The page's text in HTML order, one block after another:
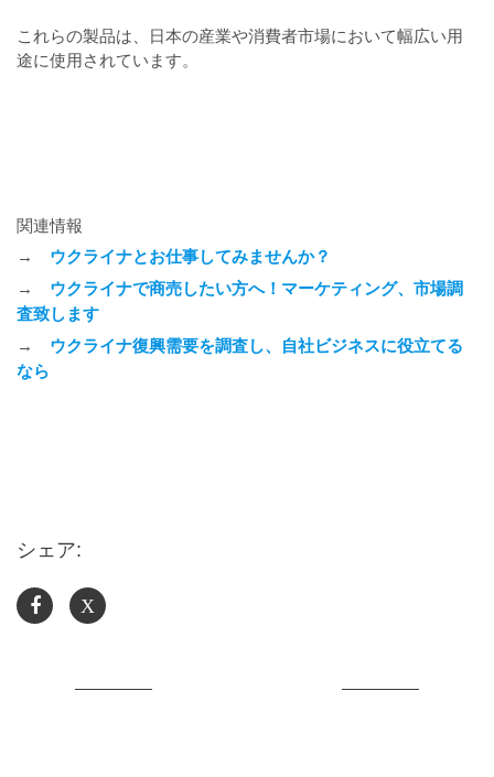
これらの製品は、日本の産業や消費者市場において幅広い用
途に使用されています。
関連情報
→ ウクライナとお仕事してみませんか？
→ ウクライナで商売したい方へ！マーケティング、市場調
査致します
→ ウクライナ復興需要を調査し、自社ビジネスに役立てる
なら
シェア:
X